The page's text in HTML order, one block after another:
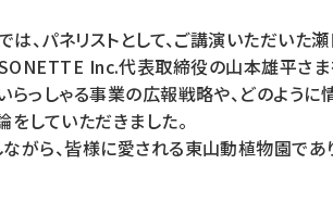
は、パネリストとして、ご講演いただい
Inc.代表取締役の山本雄平さ
らっしゃる事業の広報戦略や、どのよう
していただきました。
がら、皆様に愛される東山動植物園であ